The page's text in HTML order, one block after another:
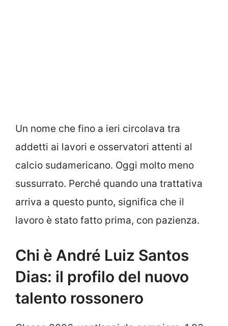
Un nome che fino a ieri circolava tra
addetti ai lavori e osservatori attenti al
calcio sudamericano. Oggi molto meno
sussurrato. Perché quando una trattativa
arriva a questo punto, significa che il
lavoro è stato fatto prima, con pazienza.
Chi è André Luiz Santos
Dias: il profilo del nuovo
talento rossonero